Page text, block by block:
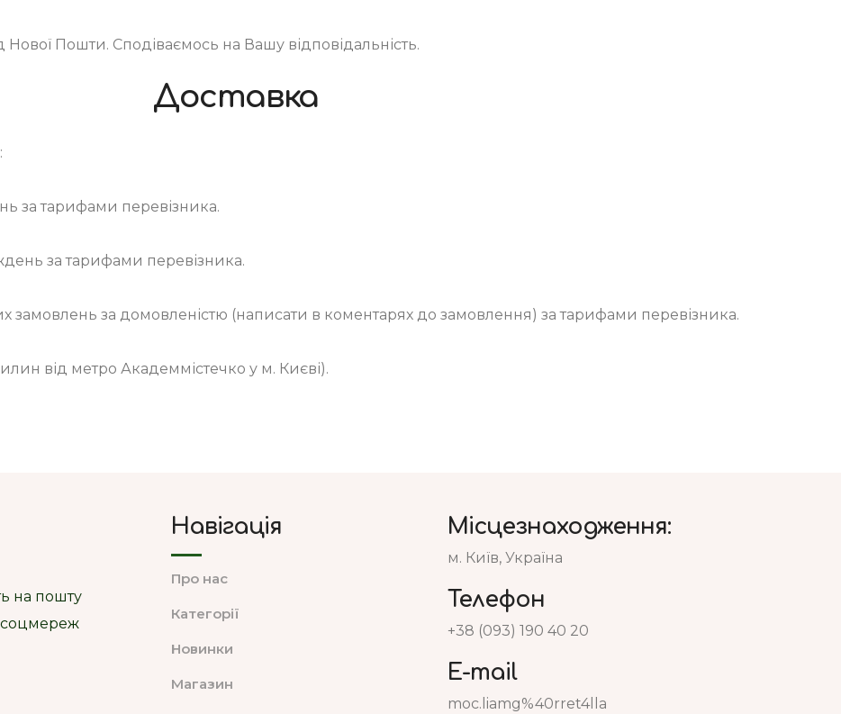
Нової Пошти. Сподіваємось на Вашу відповідальність.
Доставка
за тарифами перевізника.
за тарифами перевізника.
замовлень за домовленістю (написати в коментарях до замовлення) за тарифами перевізника.
від метро Академмістечко у м. Києві).
на пошту
соцмереж
Навігація
Про нас
Категорії
Новинки
Магазин
Місцезнаходження:
м. Київ, Україна
Телефон
+38 (093) 190 40 20
E-mail
moc.liamg%40rret4lla